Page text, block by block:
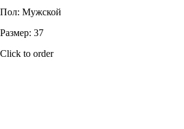
Пол: Мужской
Размер: 37
Click to order